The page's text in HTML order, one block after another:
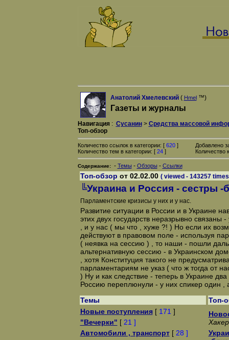
Анатолий Хмелевский( Hmel™)
Газеты и журналы
Навигация: Сусанин> Средства массовой
Топ-обзор
Количество ссылок в категории: [ 620]
Количество тем в категории: [ 24]
Добавлено
Количество
Содержание: - Темы - Обзоры - Ссылки
Топ-обзор от 02.02.00 ( viewed - 143257
╚Украина и Россия - сестры -
Парламентские кризисы у них и у нас.
Развитие ситуации в России и в Украине
этих двух государств неразрывно связаны
, и у нас ( мы что , хуже ?! ) Но если их
действуют в правовом поле - используя
( неявка на сессию ) , то наши - пошли
альтернативную сессию - в Украинском
, хотя Конституция такого не
парламентариям не указ ( что ж тогда от
) Ну и как следствие - теперь в Украине
Россию переплюнули - у них спикер один ,
Темы
Топ-
Новые поступления[ 171 ]
"Вечерки" [ 21 ]
Автомобили , транспорт[ 28 ]